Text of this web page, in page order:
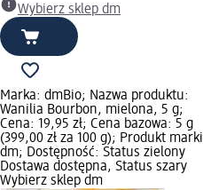
Wybierz sklep dm
Marka: dmBio; Nazwa produktu:
Wanilia Bourbon, mielona, 5 g;
Cena: 19,95 zł; Cena bazowa: 5 g
(399,00 zł za 100 g); Produkt marki
dm; Dostępność: Status zielony
Dostawa dostępna, Status szary
Wybierz sklep dm